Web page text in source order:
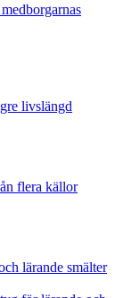
livslängd
flera källor
lärande smälter